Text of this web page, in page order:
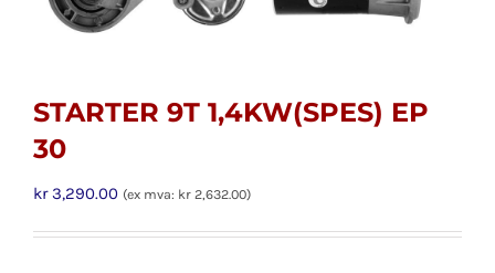
STARTER 9T 1,4KW(SPES) EP
30
kr3,290.00 (ex mva: kr 2,632.00)